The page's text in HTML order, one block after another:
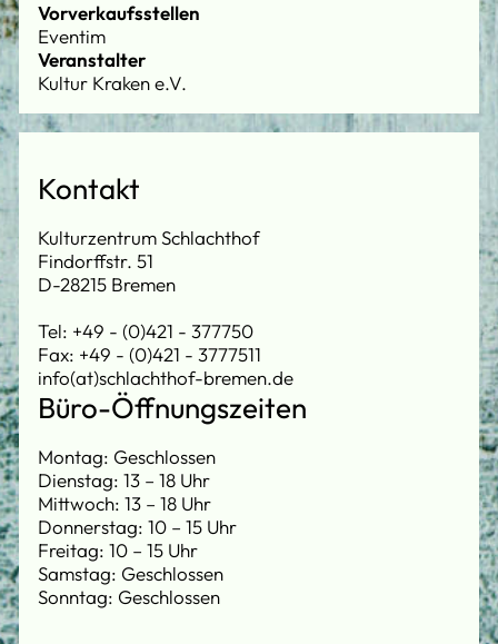
Vorverkaufsstellen
Eventim
Veranstalter
Kultur Kraken e.V.
Kontakt
Kulturzentrum Schlachthof
Findorffstr. 51
D-28215 Bremen
Tel: +49 - (0)421 - 377750
Fax: +49 - (0)421 - 3777511
info(at)schlachthof-bremen.de
Büro-Öffnungszeiten
Montag: Geschlossen
Dienstag: 13 – 18 Uhr
Mittwoch: 13 – 18 Uhr
Donnerstag: 10 – 15 Uhr
Freitag: 10 – 15 Uhr
Samstag: Geschlossen
Sonntag: Geschlossen